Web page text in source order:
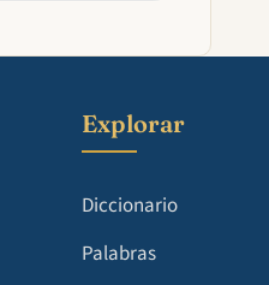
Explorar
Diccionario
Palabras